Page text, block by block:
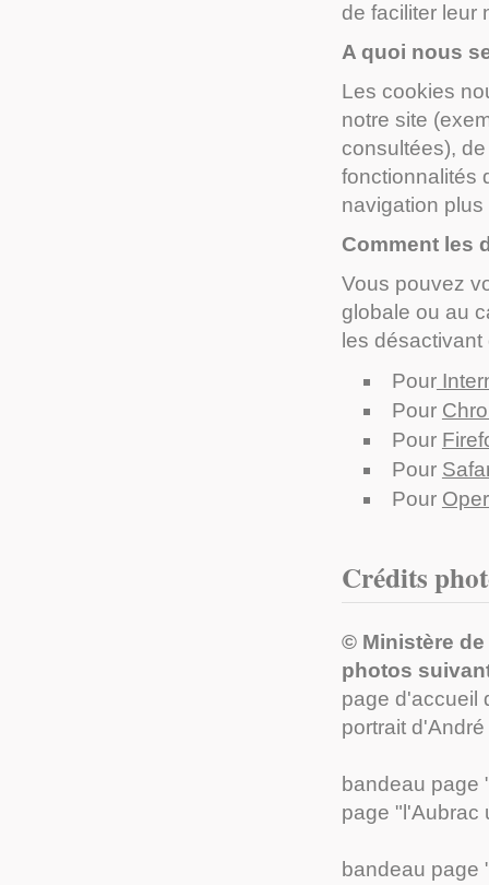
de faciliter leur
A quoi nous
Les cookies
notre site
consultées),
fonctionnalités
navigation
Comment les
Vous pouvez
globale ou au
les
Pour
Pour
Pour
Pour
Pour
Crédits
© Ministère
photos
page d'accueil
portrait
bandeau page
page "l'Aubrac
bandeau page